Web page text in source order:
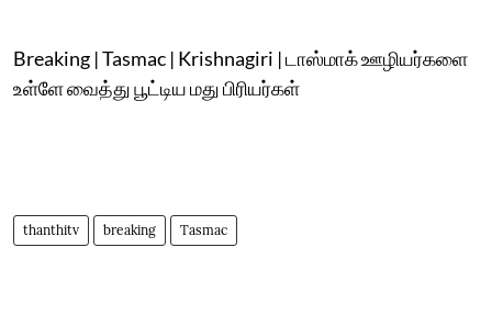
Breaking | Tasmac | Krishnagiri | டாஸ்மாக் ஊழியர்களை
உள்ளே வைத்து பூட்டிய மது பிரியர்கள்
thanthitv breaking Tasmac